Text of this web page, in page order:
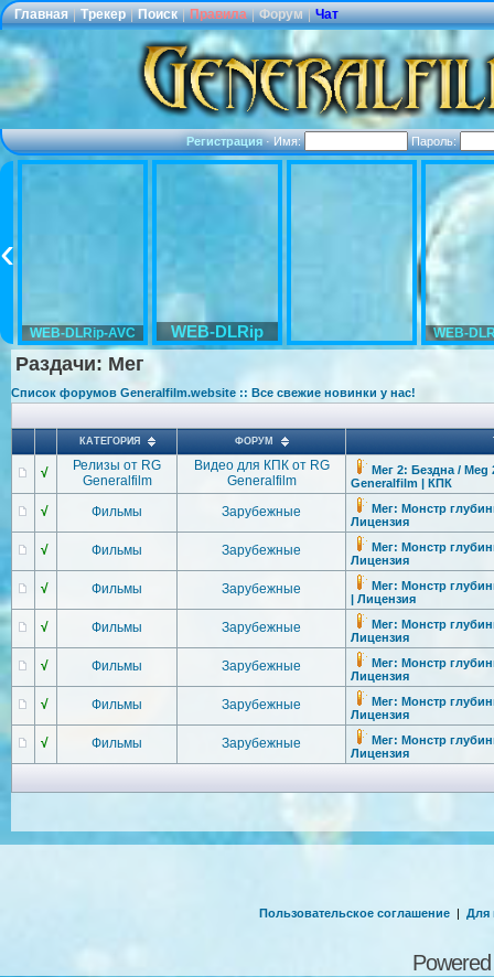
Главная | Трекер | Поиск | Правила | Форум | Чат
Регистрация·Имя: Пароль:
WEB-DLRip-AVC WEB-DLRip WEB-
Раздачи: Мег
Список форумов Generalfilm.website :: Все свежие новинки у нас!
КАТЕГОРИЯ ФОРУМ
√
Релизы от RG
Generalfilm
Видео для КПК от RG
Generalfilm
Мег 2: Бездна / Meg
Generalfilm | КПК
√ Фильмы Зарубежные
Мег: Монстр
Лицензия
√ Фильмы Зарубежные
Мег: Монстр
Лицензия
√ Фильмы Зарубежные
Мег: Монстр
| Лицензия
√ Фильмы Зарубежные
Мег: Монстр
Лицензия
√ Фильмы Зарубежные
Мег: Монстр
Лицензия
√ Фильмы Зарубежные
Мег: Монстр
Лицензия
√ Фильмы Зарубежные
Мег: Монстр
Лицензия
Пользовательское соглашение | Для